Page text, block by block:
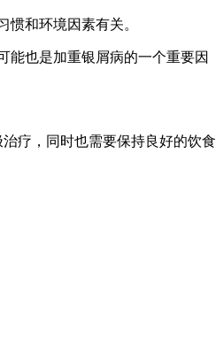
和环境因素有关。
能也是加重银屑病的一个重要因
疗，同时也需要保持良好的饮食